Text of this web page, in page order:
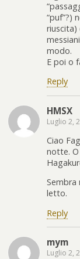
“puf”?)
riuscita)
modo.
E poi o
Reply
HMSX
Luglio 2,
Ciao
notte.
Sembra
letto.
Reply
mym
Luglio 2,